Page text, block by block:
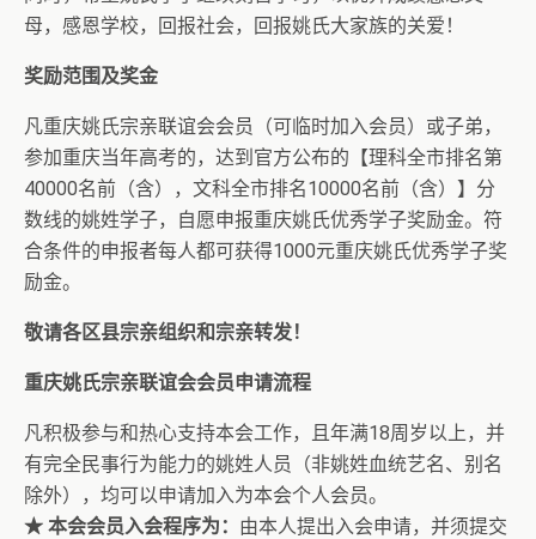
母，感恩学校，回报社会，回报姚氏大家族的关爱！
奖励范围及奖金
凡重庆姚氏宗亲联谊会会员（可临时加入会员）或子弟，
参加重庆当年高考的，达到官方公布的【理科全市排名第
40000名前（含），文科全市排名10000名前（含）】分
数线的姚姓学子，自愿申报重庆姚氏优秀学子奖励金。符
合条件的申报者每人都可获得1000元重庆姚氏优秀学子奖
励金。
敬请各区县宗亲组织和宗亲转发！
重庆姚氏宗亲联谊会会员申请流程
凡积极参与和热心支持本会工作，且年满18周岁以上，并
有完全民事行为能力的姚姓人员（非姚姓血统艺名、别名
除外），均可以申请加入为本会个人会员。
★ 本会会员入会程序为： 由本人提出入会申请，并须提交